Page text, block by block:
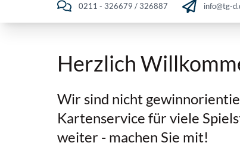
0211 - 326679 / 326887 info@tg-
Herzlich
Wir sind nicht
Kartenservice für viele
weiter - machen Sie mit!